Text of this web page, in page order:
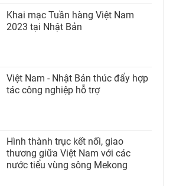
Khai mạc Tuần hàng Việt Nam
2023 tại Nhật Bản
Việt Nam - Nhật Bản thúc đẩy hợp
tác công nghiệp hỗ trợ
Hình thành trục kết nối, giao
thương giữa Việt Nam với các
nước tiểu vùng sông Mekong